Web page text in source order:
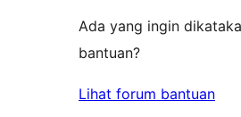
Ada yang ingin
bantuan?
Lihat forum bantuan